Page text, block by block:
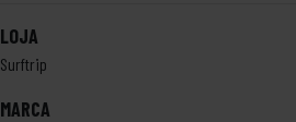
LOJA
Surftrip
MARCA